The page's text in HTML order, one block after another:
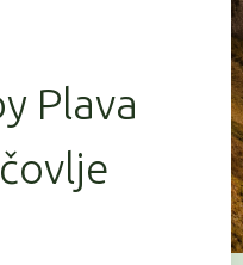
Plava